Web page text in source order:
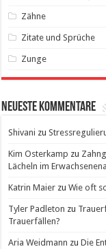
Zähne
Zitate und Sprüche
Zunge
Neueste Kommentare
Shivani zu
Kim Osterkamp zu
Lächeln im
Katrin Maier zuWie oft
Tyler Padleton zu
Trauerfällen?
Aria Weidmann zuDie